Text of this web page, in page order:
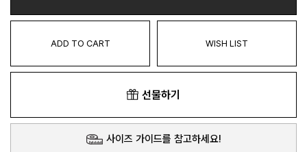
ADD TO CART WISH LIST
선물하기
사이즈 가이드를 참고하세요!